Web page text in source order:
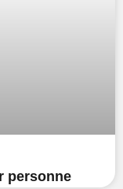
personne